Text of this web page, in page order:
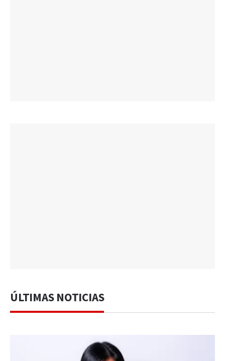
ÚLTIMAS NOTICIAS